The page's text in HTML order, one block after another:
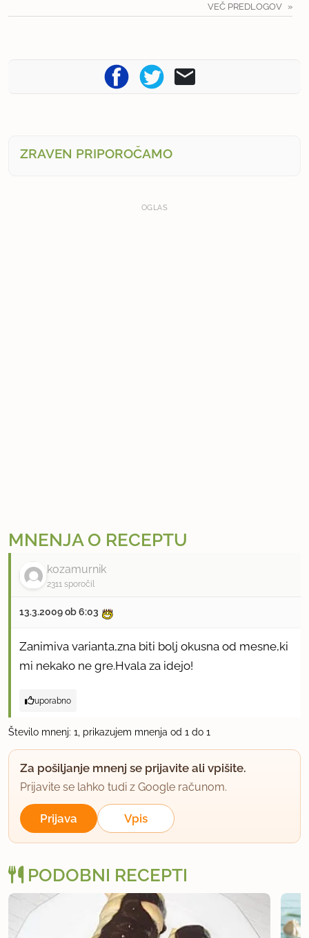
VEČ PREDLOGOV
ZRAVEN PRIPOROČAMO
OGLAS
MNENJA O RECEPTU
kozamurnik
2311 sporočil
13.3.2009 ob 6:03
Zanimiva varianta,zna biti bolj okusna od mesne,ki
mi nekako ne gre.Hvala za idejo!
uporabno
Število mnenj: 1, prikazujem mnenja od 1 do 1
Za pošiljanje mnenj se prijavite ali vpišite.
Prijavite se lahko tudi z Google računom.
Prijava Vpis
PODOBNI RECEPTI